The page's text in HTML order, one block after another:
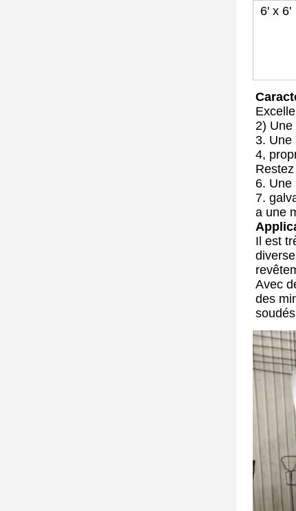
6' x 6'
2) Une
3. Une
4,
6. Une
7.
a une
Il est
Avec
des